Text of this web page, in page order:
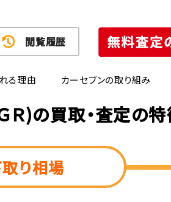
る理由 カーセブンの取り組み
閲覧履歴
)の買取・査定の
り相場